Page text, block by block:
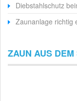
Diebstahlschutz
Zaunanlage richtig
ZAUN AUS DEM